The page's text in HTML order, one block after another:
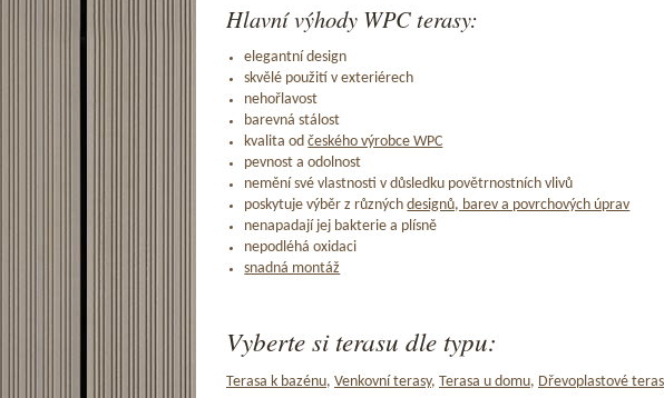
Hlavní výhody WPC terasy:
elegantní design
skvělé použití v exteriérech
nehořlavost
barevná stálost
kvalita odčeského výrobce WPC
pevnost a odolnost
nemění své vlastnosti v důsledku povětrnostních vlivů
poskytuje výběr z různýchdesignů, barev a povrchových úprav
nenapadají jej bakterie a plísně
nepodléhá oxidaci
snadná montáž
Vyberte si terasu dle typu:
Terasa k bazénu, Venkovní terasy, Terasa u domu, Dřevoplastové